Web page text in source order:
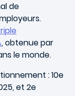
de
, obtenue par
le monde.
: 10e
et 2e